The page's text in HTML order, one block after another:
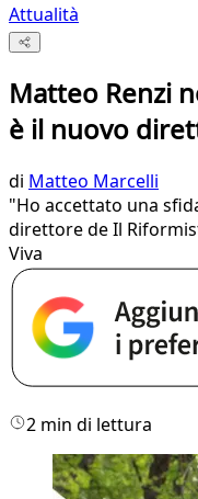
Attualità
Matteo Renzi
è il nuovo
di Matteo Marcelli
"Ho accettato una
direttore de Il
Viva
2 min di lettura